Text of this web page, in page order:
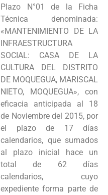
Intranet
Plazo N°01 de la Ficha
Técnica denominada:
«MANTENIMIENTO DE LA
INFRAESTRUCTURA
SOCIAL: CASA DE LA
CULTURA DEL DISTRITO
DE MOQUEGUA, MARISCAL
NIETO, MOQUEGUA», con
eficacia anticipada al 18
de Noviembre del 2015, por
el plazo de 17 días
calendarios, que sumados
al plazo inicial hace un
total de 62 días
calendarios, cuyo
expediente forma parte de